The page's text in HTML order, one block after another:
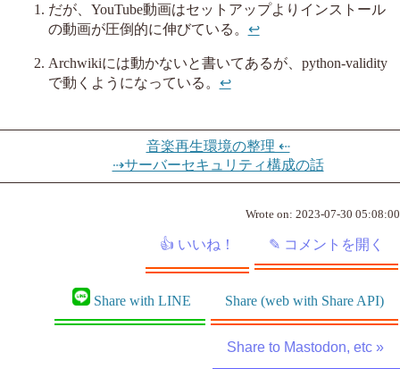
だが、YouTube動画はセットアップよりインストール
の動画が圧倒的に伸びている。 ↩︎
Archwikiには動かないと書いてあるが、python-validity
で動くようになっている。 ↩︎
音楽再生環境の整理 ⇠
⇢サーバーセキュリティ構成の話
Wrote on: 2023-07-30 05:08:00
Share with LINE Share (web with Share API)
Share to Mastodon, etc »